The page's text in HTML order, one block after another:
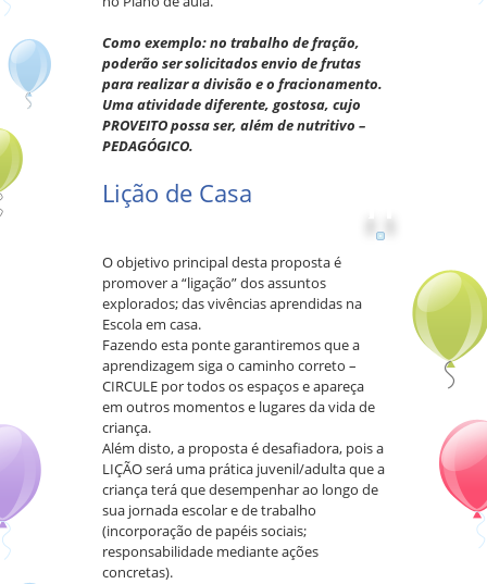
Como exemplo: no trabalho de fração,
poderão ser solicitados envio de frutas
para realizar a divisão e o fracionamento.
Uma atividade diferente, gostosa, cujo
PROVEITO possa ser, além de nutritivo –
PEDAGÓGICO.
Lição de Casa
O objetivo principal desta proposta é
promover a “ligação” dos assuntos
explorados; das vivências aprendidas na
Escola em casa.
Fazendo esta ponte garantiremos que a
aprendizagem siga o caminho correto –
CIRCULE por todos os espaços e apareça
em outros momentos e lugares da vida de
criança.
Além disto, a proposta é desafiadora, pois a
LIÇÃO será uma prática juvenil/adulta que a
criança terá que desempenhar ao longo de
sua jornada escolar e de trabalho
(incorporação de papéis sociais;
responsabilidade mediante ações
concretas).